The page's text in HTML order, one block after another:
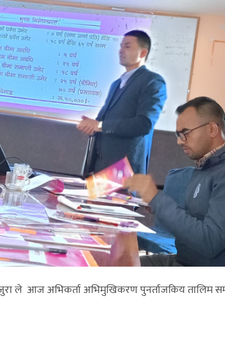
ले आज अभिकर्ता अभिमुखिकरण पुनर्ताजकिय तालिम